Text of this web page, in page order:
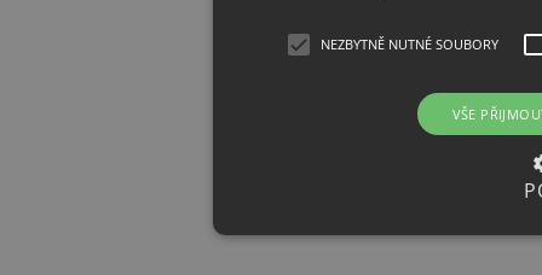
NEZBYTNĚ NUTNÉ SOUBORY
VŠE